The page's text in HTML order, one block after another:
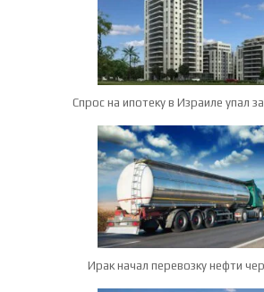
Спрос на ипотеку в Израиле упал
Ирак начал перевозку нефти